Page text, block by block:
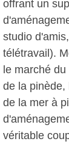
offrant un
studio
télétravail).
le marché
de la pinède,
de la mer à
véritable